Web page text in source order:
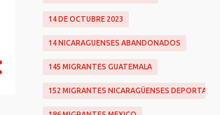
14 DE OCTUBRE 2023
14 NICARAGUENSES ABANDONADOS
145 MIGRANTES GUATEMALA
152 MIGRANTES NICARAGÜENSES DEPORTADOS